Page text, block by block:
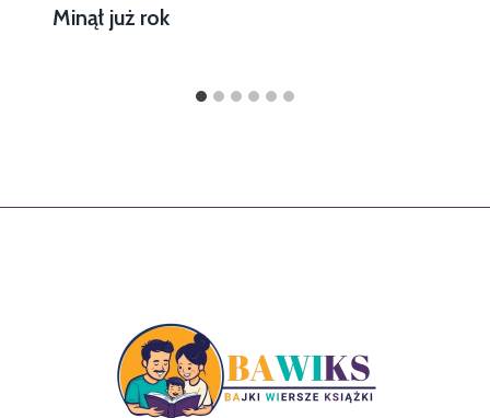
Minął już rok